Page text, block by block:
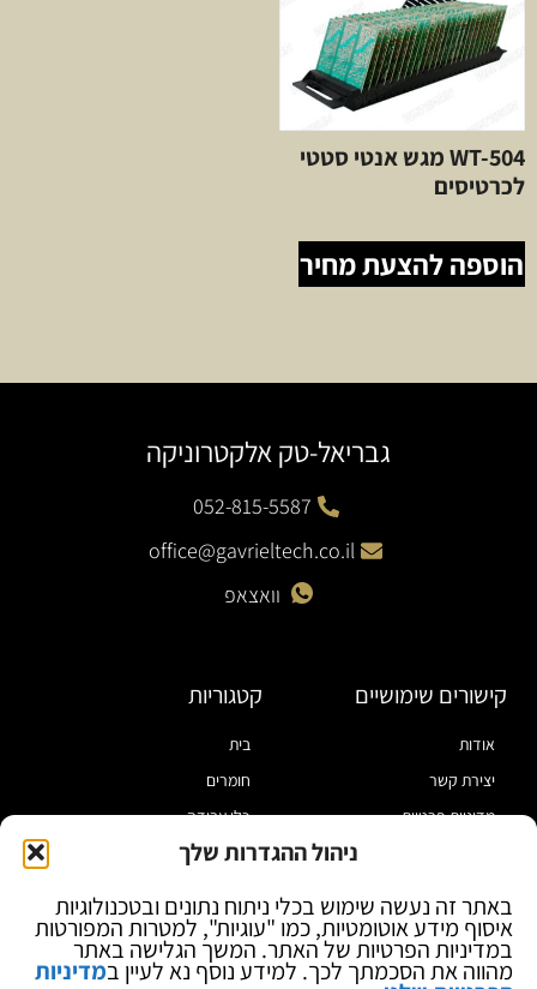
ניהול ההגדרות שלך
באתר זה נעשה שימוש בכלי ניתוח נתונים ובטכנולוגיות
איסוף מידע אוטומטיות, כמו "עוגיות", למטרות המפורטות
במדיניות הפרטיות של האתר. המשך הגלישה באתר
מהווה את הסכמתך לכך. למידע נוסף נא לעיין במדיניות
WT-504 מגש אנטי סטטי
לכרטיסים
הוספה להצעת מחיר
גבריאל-טק אלקטרוניקה
052-815-5587
office@gavrieltech.co.il
וואצאפ
קישורים שימושיים
אודות
יצירת קשר
מדיניות פרטיות
בלוג
קטגוריות
בית
חומרים
כלי עבודה
מוצרי הלחמה
ספקי כח ומודדים
ציוד אופטי להגדלה